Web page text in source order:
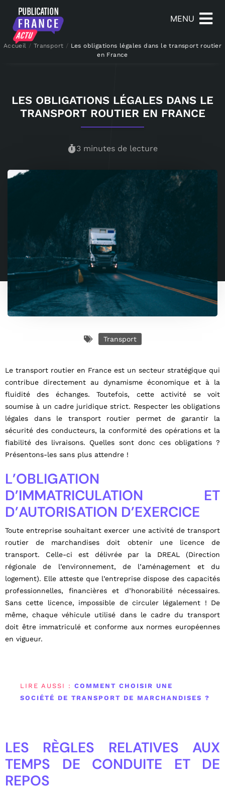
MENU
Accueil / Transport / Les obligations légales dans le transport routier
en France
LES OBLIGATIONS LÉGALES DANS LE
TRANSPORT ROUTIER EN FRANCE
3 minutes de lecture
Transport
Le transport routier en France est un secteur stratégique qui
contribue directement au dynamisme économique et à la
fluidité des échanges. Toutefois, cette activité se voit
soumise à un cadre juridique strict. Respecter les obligations
légales dans le transport routier permet de garantir la
sécurité des conducteurs, la conformité des opérations et la
fiabilité des livraisons. Quelles sont donc ces obligations ?
Présentons-les sans plus attendre !
L’OBLIGATION
D’IMMATRICULATION ET
D’AUTORISATION D’EXERCICE
Toute entreprise souhaitant exercer une activité de transport
routier de marchandises doit obtenir une licence de
transport. Celle-ci est délivrée par la DREAL (Direction
régionale de l’environnement, de l’aménagement et du
logement). Elle atteste que l’entreprise dispose des capacités
professionnelles, financières et d’honorabilité nécessaires.
Sans cette licence, impossible de circuler légalement ! De
même, chaque véhicule utilisé dans le cadre du transport
doit être immatriculé et conforme aux normes européennes
en vigueur.
LIRE AUSSI : COMMENT CHOISIR UNE
SOCIÉTÉ DE TRANSPORT DE MARCHANDISES ?
LES RÈGLES RELATIVES AUX
TEMPS DE CONDUITE ET DE
REPOS